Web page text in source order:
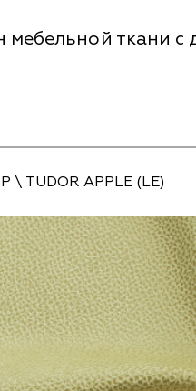
ткани с
TUDOR APPLE (LE)